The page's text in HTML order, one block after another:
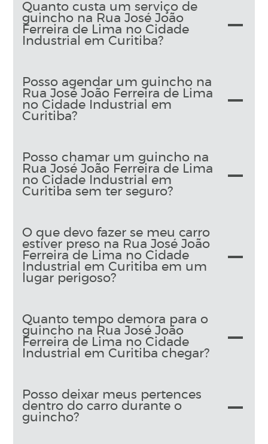
Quanto custa um serviço de
guincho na Rua José João
Ferreira de Lima no Cidade
Industrial em Curitiba?
Posso agendar um guincho na
Rua José João Ferreira de Lima
no Cidade Industrial em
Curitiba?
Posso chamar um guincho na
Rua José João Ferreira de Lima
no Cidade Industrial em
Curitiba sem ter seguro?
O que devo fazer se meu carro
estiver preso na Rua José João
Ferreira de Lima no Cidade
Industrial em Curitiba em um
lugar perigoso?
Quanto tempo demora para o
guincho na Rua José João
Ferreira de Lima no Cidade
Industrial em Curitiba chegar?
Posso deixar meus pertences
dentro do carro durante o
guincho?